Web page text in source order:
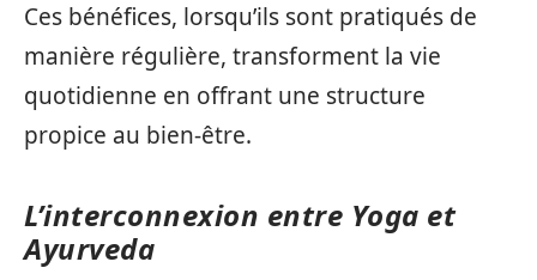
Ces bénéfices, lorsqu’ils sont pratiqués de
manière régulière, transforment la vie
quotidienne en offrant une structure
propice au bien-être.
L’interconnexion entre Yoga et
Ayurveda